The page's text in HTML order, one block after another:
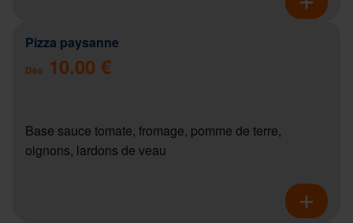
Pizza paysanne
Dès 10.00 €
Base sauce tomate, fromage, pomme de terre,
oignons, lardons de veau